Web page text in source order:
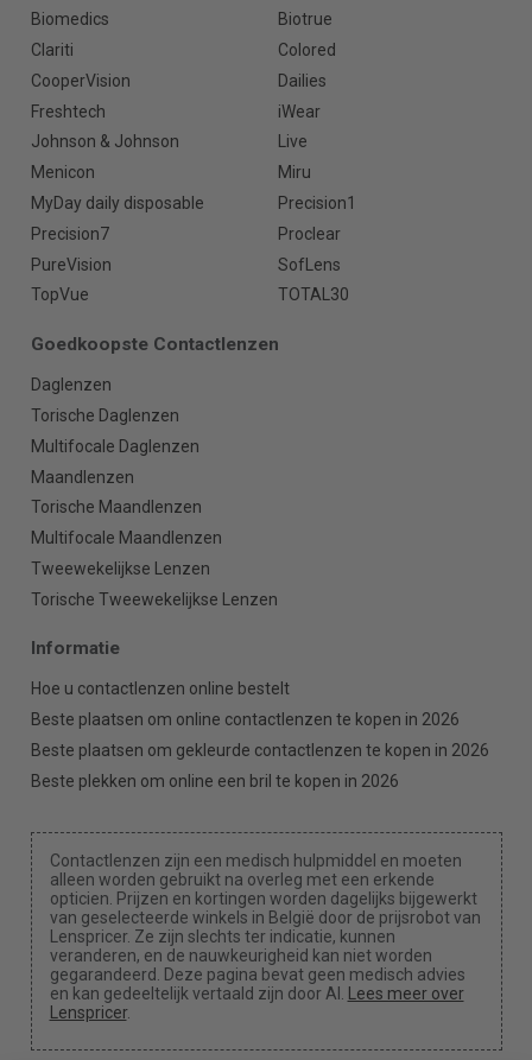
Biomedics
Biotrue
Clariti
Colored
CooperVision
Dailies
Freshtech
iWear
Johnson & Johnson
Live
Menicon
Miru
MyDay daily disposable
Precision1
Precision7
Proclear
PureVision
SofLens
TopVue
TOTAL30
Goedkoopste Contactlenzen
Daglenzen
Torische Daglenzen
Multifocale Daglenzen
Maandlenzen
Torische Maandlenzen
Multifocale Maandlenzen
Tweewekelijkse Lenzen
Torische Tweewekelijkse Lenzen
Informatie
Hoe u contactlenzen online bestelt
Beste plaatsen om online contactlenzen te kopen in 2026
Beste plaatsen om gekleurde contactlenzen te kopen in 2026
Beste plekken om online een bril te kopen in 2026
Contactlenzen zijn een medisch hulpmiddel en moeten
alleen worden gebruikt na overleg met een erkende
opticien. Prijzen en kortingen worden dagelijks bijgewerkt
van geselecteerde winkels in België door de prijsrobot van
Lenspricer. Ze zijn slechts ter indicatie, kunnen
veranderen, en de nauwkeurigheid kan niet worden
gegarandeerd. Deze pagina bevat geen medisch advies
en kan gedeeltelijk vertaald zijn door AI.
Lees meer over
Lenspricer.